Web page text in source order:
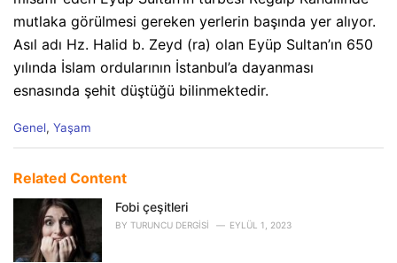
mutlaka görülmesi gereken yerlerin başında yer alıyor.
Asıl adı Hz. Halid b. Zeyd (ra) olan Eyüp Sultan’ın 650
yılında İslam ordularının İstanbul’a dayanması
esnasında şehit düştüğü bilinmektedir.
C
e
e
Genel, Yaşam
Related Content
Fobi çeşitleri
BY TURUNCU DERGISI EYLÜL 1, 2023